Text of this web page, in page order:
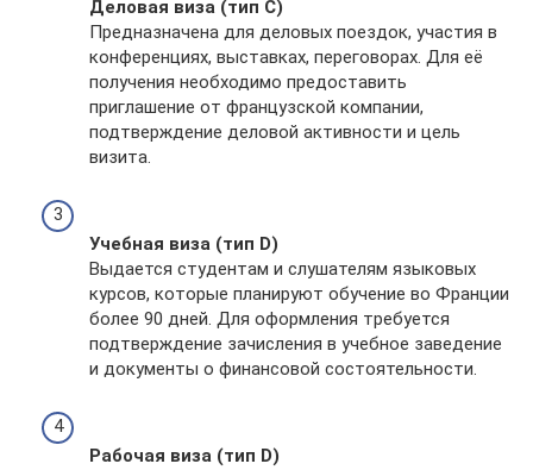
Деловая виза (тип C)
Предназначена для деловых поездок, участия в
конференциях, выставках, переговорах. Для её
получения необходимо предоставить
приглашение от французской компании,
подтверждение деловой активности и цель
визита.
Учебная виза (тип D)
Выдается студентам и слушателям языковых
курсов, которые планируют обучение во Франции
более 90 дней. Для оформления требуется
подтверждение зачисления в учебное заведение
и документы о финансовой состоятельности.
Рабочая виза (тип D)